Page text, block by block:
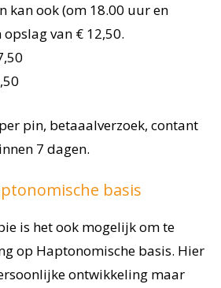
kan ook (om 18.00 uur en
van € 12,50.
pin, betaaalverzoek, contant
7 dagen.
basis
is het ook mogelijk om te
op Haptonomische basis. Hier
ontwikkeling maar